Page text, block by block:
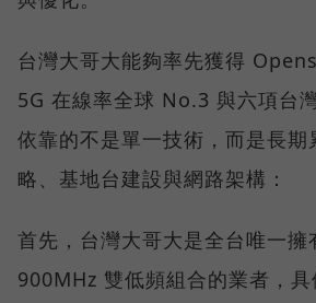
台灣大哥大能夠率先獲得
5G 在線率全球 No.3 與六項台
依靠的不是單一技術，而是長期
略、基地台建設與網路架構：
首先，台灣大哥大是全台唯一擁
900MHz 雙低頻組合的業者，具